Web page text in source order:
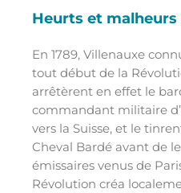
Heurts et
En 1789, Villenauxe
tout début de la
arrêtèrent en effet le
commandant militaire
vers la Suisse, et le
Cheval Bardé avant de
émissaires venus de
Révolution créa